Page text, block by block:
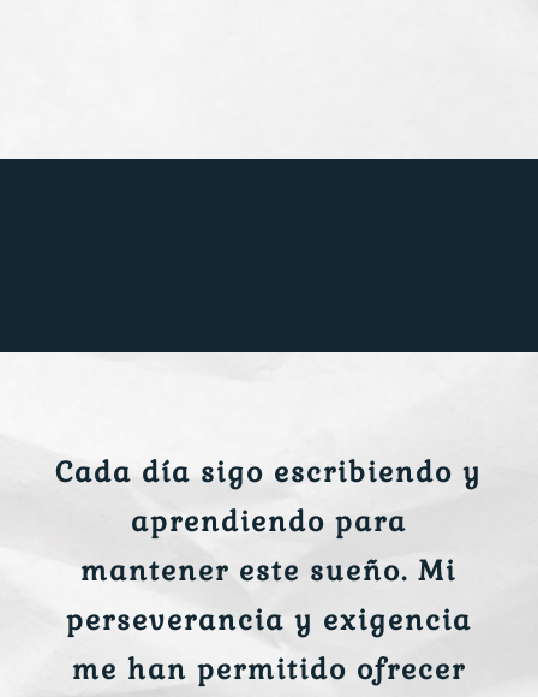
Cada día sigo escribiendo y
aprendiendo para
mantener este sueño. Mi
perseverancia y exigencia
me han permitido ofrecer